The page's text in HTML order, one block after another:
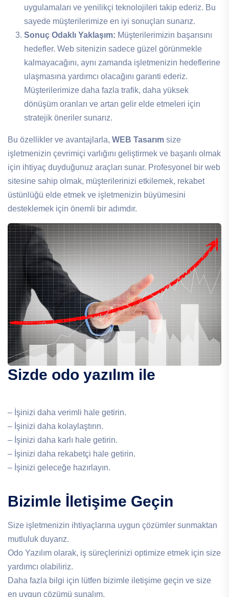
uygulamaları ve yenilikçi teknolojileri takip ederiz. Bu
sayede müşterilerimize en iyi sonuçları sunarız.
Sonuç Odaklı Yaklaşım: Müşterilerimizin başarısını
hedefler. Web sitenizin sadece güzel görünmekle
kalmayacağını, aynı zamanda işletmenizin hedeflerine
ulaşmasına yardımcı olacağını garanti ederiz.
Müşterilerimize daha fazla trafik, daha yüksek
dönüşüm oranları ve artan gelir elde etmeleri için
stratejik öneriler sunarız.
Bu özellikler ve avantajlarla, WEB Tasarım size
işletmenizin çevrimiçi varlığını geliştirmek ve başarılı olmak
için ihtiyaç duyduğunuz araçları sunar. Profesyonel bir web
sitesine sahip olmak, müşterilerinizi etkilemek, rekabet
üstünlüğü elde etmek ve işletmenizin büyümesini
desteklemek için önemli bir adımdır.
Sizde odo yazılım ile
– İşinizi daha verimli hale getirin.
– İşinizi daha kolaylaştırın.
– İşinizi daha karlı hale getirin.
– İşinizi daha rekabetçi hale getirin.
– İşinizi geleceğe hazırlayın.
Bizimle İletişime Geçin
Size işletmenizin ihtiyaçlarına uygun çözümler sunmaktan
mutluluk duyarız.
Odo Yazılım olarak, iş süreçlerinizi optimize etmek için size
yardımcı olabiliriz.
Daha fazla bilgi için lütfen bizimle iletişime geçin ve size
en uygun çözümü sunalım.